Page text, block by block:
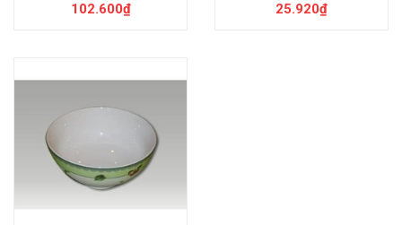
102.600₫ 25.920₫